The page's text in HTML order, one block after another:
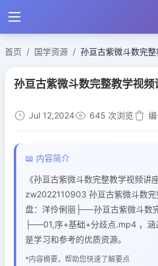
首页 国学资源 孙亘古紫微斗数完
孙亘古紫微斗数完整教学视
Jul 12,2024 645 次浏览
📖 内容简介
《孙亘古紫微斗数完整教学视频讲
zw2022110903 孙亘古紫微斗数完
盘：洋伶俐丽├──孙亘古紫微斗数
├──01,序+基础+分歧点.mp4 ，涵
是学习和参考的优质资源。
*内容摘要，帮助您快速了解要点